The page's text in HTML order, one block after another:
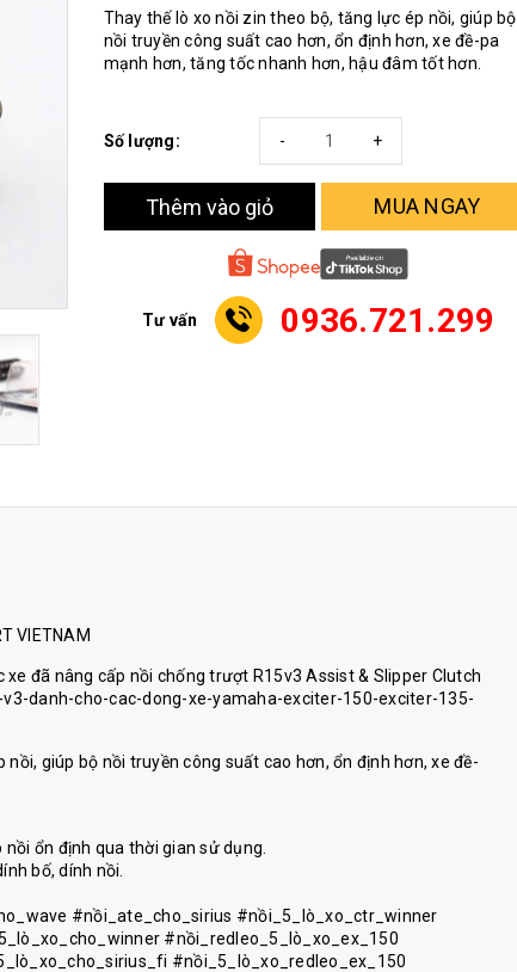
Thay thế lò xo nồi zin theo bộ, tăng lực ép nồi, giúp bộ
nồi truyền công suất cao hơn, ổn định hơn, xe đề-pa
mạnh hơn, tăng tốc nhanh hơn, hậu đâm tốt hơn.
Số lượng: +
-
Thêm vào giỏ MUA NGAY
Tư vấn 0936.721.299
VIETNAM
xe đã nâng cấp nồi chống trượt R15v3 Assist & Slipper Clutch
danh-cho-cac-dong-xe-yamaha-exciter-150-exciter-135-
giúp bộ nồi truyền công suất cao hơn, ổn định hơn, xe đề-
ổn định qua thời gian sử dụng.
bố, dính nồi.
#nồi_ate_cho_sirius #nồi_5_lò_xo_ctr_winner
#nồi_redleo_5_lò_xo_ex_150
#nồi_5_lò_xo_redleo_ex_150